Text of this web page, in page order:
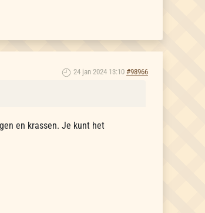
24 jan 2024 13:10 #98966
en krassen. Je kunt het